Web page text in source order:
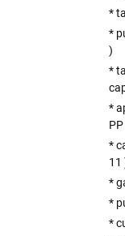
*
*
)
*
*
PP
*
11
*
*
*